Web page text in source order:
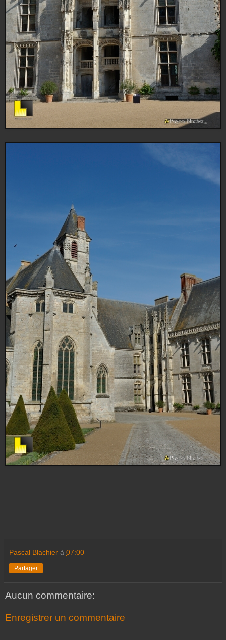
Pascal Blachier à 07:00
Partager
Aucun commentaire:
Enregistrer un commentaire